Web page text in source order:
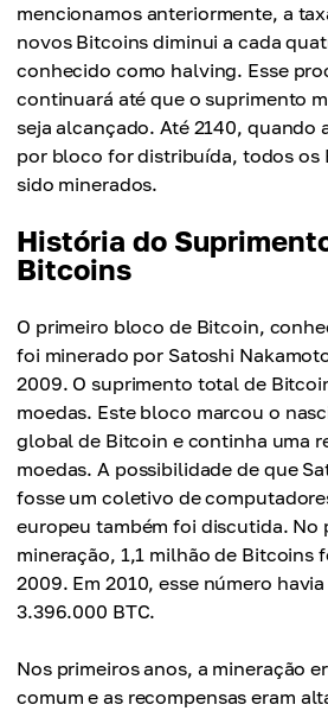
mencionamos anteriormente, a
novos Bitcoins diminui a cada
conhecido como halving. Esse
continuará até que o suprimento
seja alcançado. Até 2140, quando
por bloco for distribuída, todos os
sido minerados.
História do
Bitcoins
O primeiro bloco de Bitcoin,
foi minerado por Satoshi
2009. O suprimento total de
moedas. Este bloco marcou o
global de Bitcoin e continha uma
moedas. A possibilidade de que
fosse um coletivo de
europeu também foi discutida. No
mineração, 1,1 milhão de Bitcoins
2009. Em 2010, esse número
3.396.000 BTC.
Nos primeiros anos, a mineração
comum e as recompensas eram